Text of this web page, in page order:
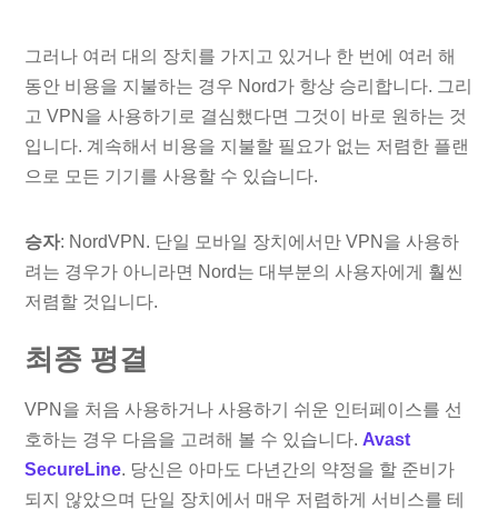
그러나 여러 대의 장치를 가지고 있거나 한 번에 여러 해
동안 비용을 지불하는 경우 Nord가 항상 승리합니다. 그리
고 VPN을 사용하기로 결심했다면 그것이 바로 원하는 것
입니다. 계속해서 비용을 지불할 필요가 없는 저렴한 플랜
으로 모든 기기를 사용할 수 있습니다.
승자: NordVPN. 단일 모바일 장치에서만 VPN을 사용하
려는 경우가 아니라면 Nord는 대부분의 사용자에게 훨씬
저렴할 것입니다.
최종 평결
VPN을 처음 사용하거나 사용하기 쉬운 인터페이스를 선
호하는 경우 다음을 고려해 볼 수 있습니다. Avast
SecureLine. 당신은 아마도 다년간의 약정을 할 준비가
되지 않았으며 단일 장치에서 매우 저렴하게 서비스를 테